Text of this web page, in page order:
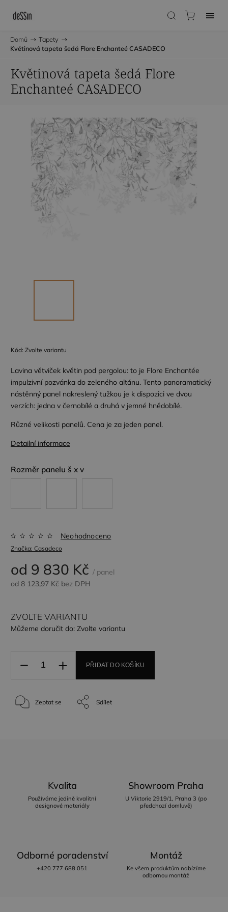
Domů / Tapety /
Květinová tapeta šedá Flore Enchanteé CASADECO
Květinová tapeta šedá Flore
Enchanteé CASADECO
Kód: Zvolte variantu
Lavina větviček květin pod pergolou: to je Flore Enchantée
impulzivní pozvánka do zeleného altánu. Tento panoramatický
nástěnný panel nakreslený tužkou je k dispozici ve dvou
verzích: jedna v černobílé a druhá v jemné hnědobílé.
Různé velikosti panelů. Cena je za jeden panel.
Detailní informace
Rozměr panelu š x v
Značka: Casadeco
Neohodnoceno
od 9 830 Kč / panel
od 8 123,97 Kč bez DPH
ZVOLTE VARIANTU
Můžeme doručit do: Zvolte variantu
PŘIDAT DO KOŠÍKU
Zeptat se Sdílet
Kvalita
Používáme jedině kvalitní
designové materiály
Showroom Praha
U Viktorie 2919/1, Praha 3 (po
předchozí domluvě)
Odborné poradenství
+420 777 688 051
Montáž
Ke všem produktům nabízíme
odbornou montáž